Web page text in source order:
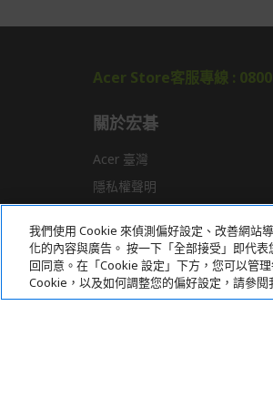
Acer Store客服專線 :
關於宏碁
Acer 臺灣
隱私權聲明
獎項
我們使用 Cookie 來偵測偏好設定、改善網站
化的內容與廣告。 按一下「全部接受」即代
回同意。在「Cookie 設定」下方，您可以管
Cookie，以及如何調整您的偏好設定，請參閱